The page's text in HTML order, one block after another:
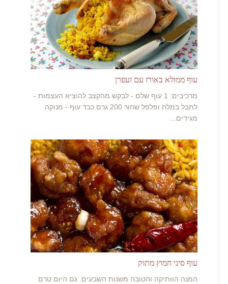
עוף ממולא באורז עם זעפרן
מרכיבים: 1 עוף שלם - לבקש מהקצב להוציא העצמות -
לתבל במלח ופלפל שחור 200 גרם כבד עוף - מנוקה
מגידים...
עוף סיני חמוץ מתוק
המנה הוותיקה והטובה משנות השבעים. גם היום טרם